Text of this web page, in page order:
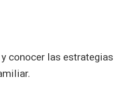
conocer las estrategias